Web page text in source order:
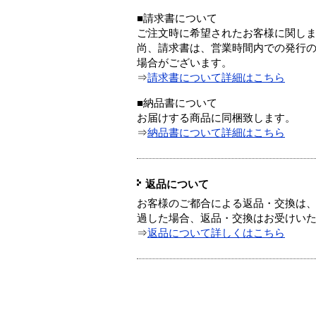
■請求書について
ご注文時に希望されたお客様に関し
尚、請求書は、営業時間内での発行
場合がございます。
⇒請求書について詳細はこちら
■納品書について
お届けする商品に同梱致します。
⇒納品書について詳細はこちら
返品について
お客様のご都合による返品・交換は
過した場合、返品・交換はお受けい
⇒返品について詳しくはこちら